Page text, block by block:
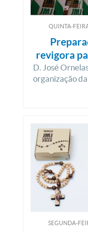
QUINTA-
revigora
D. José
organização
SEGUNDA-